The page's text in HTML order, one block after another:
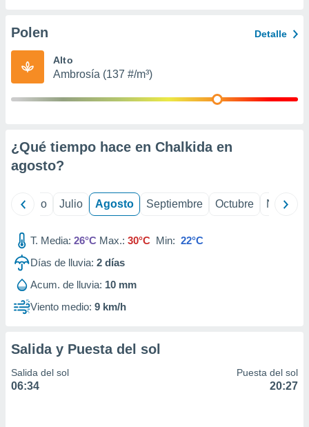
e
mediante
publicidad
publicidad
de
Polen Detalle
Alto
Ambrosía (137 #/m³)
¿Qué tiempo hace en Chalkida en
agosto?
Junio Julio Agosto Septiembre Octubre
T. Media: 26°C Max.: 30°C Min: 22°C
Días de lluvia: 2 días
Acum. de lluvia: 10 mm
Viento medio: 9 km/h
Salida y Puesta del sol
Salida del sol
06:34
Puesta del sol
20:27